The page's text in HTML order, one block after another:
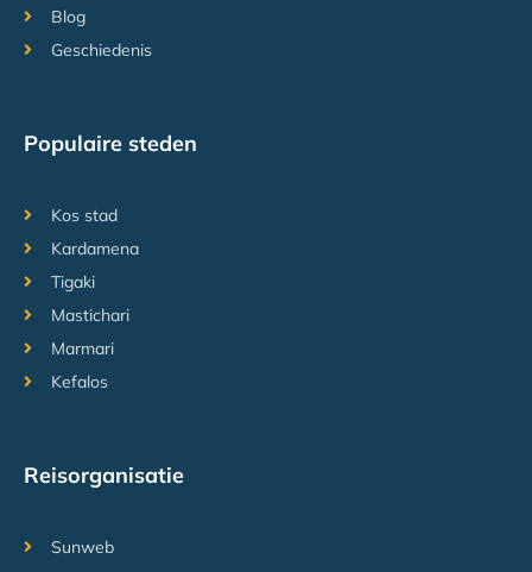
Blog
Geschiedenis
Populaire steden
Kos stad
Kardamena
Tigaki
Mastichari
Marmari
Kefalos
Reisorganisatie
Sunweb